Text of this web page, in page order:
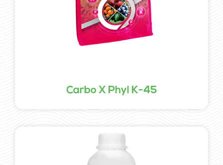
Carbo X Phyl K-45